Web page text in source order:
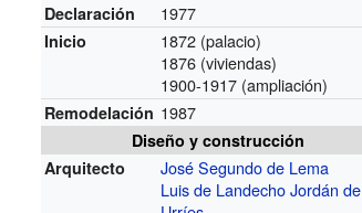
Declaración 1977
Inicio
1872 (palacio)
1876 (viviendas)
1900-1917 (ampliación)
Remodelación 1987
Diseño y construcción
Arquitecto
José Segundo de Lema
Luis de Landecho Jordán de